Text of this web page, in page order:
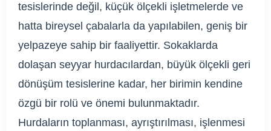
tesislerinde değil, küçük ölçekli işletmelerde ve
hatta bireysel çabalarla da yapılabilen, geniş bir
yelpazeye sahip bir faaliyettir. Sokaklarda
dolaşan seyyar hurdacılardan, büyük ölçekli geri
dönüşüm tesislerine kadar, her birimin kendine
özgü bir rolü ve önemi bulunmaktadır.
Hurdaların toplanması, ayrıştırılması, işlenmesi